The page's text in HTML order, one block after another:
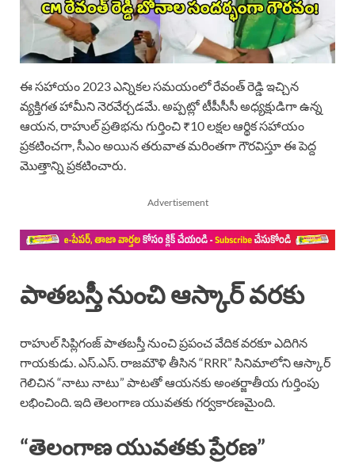
ఈ సహాయం 2023 ఎన్నికల సమయంలో రేవంత్ రెడ్డి ఇచ్చిన
వ్యక్తిగత హామీని నెరవేర్చడమే. అప్పట్లో టీపీసీసీ అధ్యక్షుడిగా ఉన్న
ఆయన, రాహుల్ ప్రతిభను గుర్తించి ₹10 లక్షల ఆర్థిక సహాయం
ప్రకటించగా, సీఎం అయిన తరువాత మరింతగా గౌరవిస్తూ ఈ పెద్ద
మొత్తాన్ని ప్రకటించారు.
Advertisement
పాతబస్తీ నుంచి ఆస్కార్ వరకు
రాహుల్ సిప్లిగంజ్ పాతబస్తీ నుంచి ప్రపంచ వేదిక వరకూ ఎదిగిన
గాయకుడు. ఎస్.ఎస్. రాజమౌళి తీసిన “RRR” సినిమాలోని ఆస్కార్
గెలిచిన “నాటు నాటు” పాటతో ఆయనకు అంతర్జాతీయ గుర్తింపు
లభించింది. ఇది తెలంగాణ యువతకు గర్వకారణమైంది.
“తెలంగాణ యువతకు ప్రేరణ”